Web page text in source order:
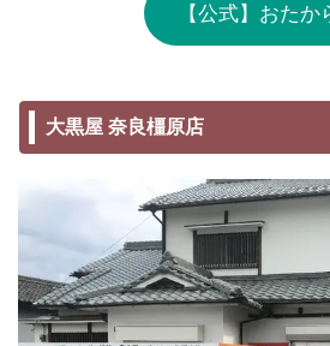
【公式】おたか
大黒屋 奈良橿原店